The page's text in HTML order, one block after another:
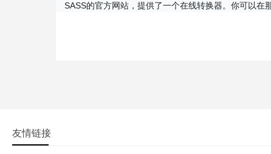
SASS的官方网站，提供了一个在线转换器。你可以在
友情链接